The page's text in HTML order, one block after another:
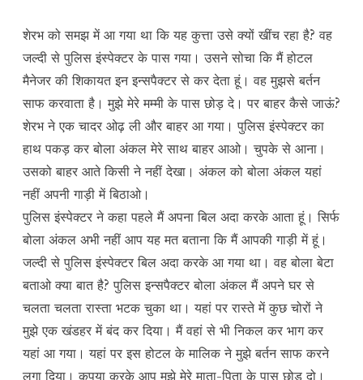
शेरभ को समझ में आ गया था कि यह कुत्ता उसे क्यों खींच रहा है? वह
जल्दी से पुलिस इंस्पेक्टर के पास गया। उसने सोचा कि मैं होटल
मैनेजर की शिकायत इन इन्सपैक्टर से कर देता हूं। वह मुझसे बर्तन
साफ करवाता है। मुझे मेरे मम्मी के पास छोड़ दे। पर बाहर कैसे जाऊं?
शेरभ ने एक चादर ओढ़ ली और बाहर आ गया। पुलिस इंस्पेक्टर का
हाथ पकड़ कर बोला अंकल मेरे साथ बाहर आओ। चुपके से आना।
उसको बाहर आते किसी ने नहीं देखा। अंकल को बोला अंकल यहां
नहीं अपनी गाड़ी में बिठाओ।
पुलिस इंस्पेक्टर ने कहा पहले मैं अपना बिल अदा करके आता हूं। सिर्फ
बोला अंकल अभी नहीं आप यह मत बताना कि मैं आपकी गाड़ी में हूं।
जल्दी से पुलिस इंस्पेक्टर बिल अदा करके आ गया था। वह बोला बेटा
बताओ क्या बात है? पुलिस इन्सपैक्टर बोला अंकल मैं अपने घर से
चलता चलता रास्ता भटक चुका था। यहां पर रास्ते में कुछ चोरों ने
मुझे एक खंडहर में बंद कर दिया। मैं वहां से भी निकल कर भाग कर
यहां आ गया। यहां पर इस होटल के मालिक ने मुझे बर्तन साफ करने
लगा दिया। कृपया करके आप मुझे मेरे माता-पिता के पास छोड़ दो।